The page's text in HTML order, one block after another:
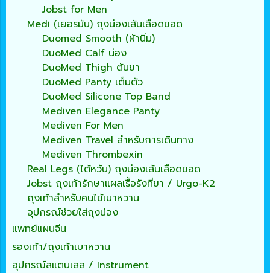
Jobst for Men
Medi (เยอรมัน) ถุงน่องเส้นเลือดขอด
Duomed Smooth (ผ้านิ่ม)
DuoMed Calf น่อง
DuoMed Thigh ต้นขา
DuoMed Panty เต็มตัว
DuoMed Silicone Top Band
Mediven Elegance Panty
Mediven For Men
Mediven Travel สำหรับการเดินทาง
Mediven Thrombexin
Real Legs (ไต้หวัน) ถุงน่องเส้นเลือดขอด
Jobst ถุงเท้ารักษาแผลเรื้อรังที่ขา / Urgo-K2
ถุงเท้าสำหรับคนไข้เบาหวาน
อุปกรณ์ช่วยใส่ถุงน่อง
แพทย์แผนจีน
รองเท้า/ถุงเท้าเบาหวาน
อุปกรณ์สแตนเลส / Instrument